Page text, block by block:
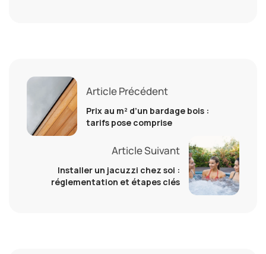
Article Précédent
Prix au m² d’un bardage bois :
tarifs pose comprise
Article Suivant
Installer un jacuzzi chez soi :
réglementation et étapes clés